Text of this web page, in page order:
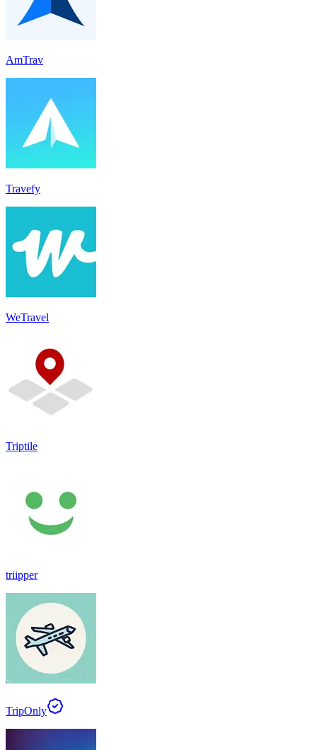
AmTrav
Travefy
WeTravel
Triptile
triipper
TripOnly